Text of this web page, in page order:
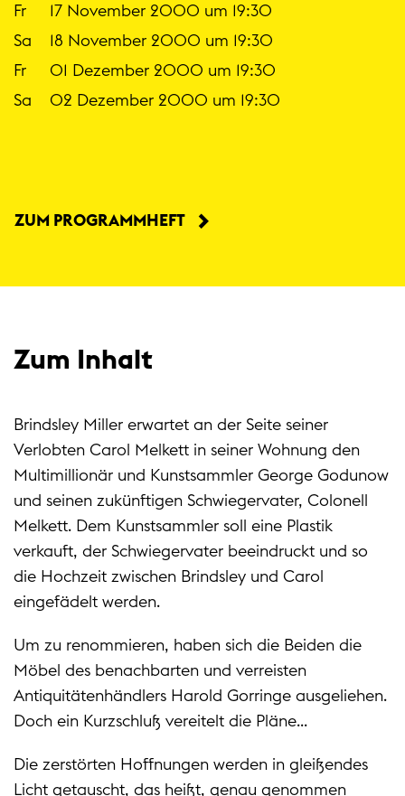
Fr
17 November 2000 um 19:30
Sa
18 November 2000 um 19:30
Fr
01 Dezember 2000 um 19:30
Sa
02 Dezember 2000 um 19:30
ZUM PROGRAMMHEFT
Zum Inhalt
Brindsley Miller erwartet an der Seite seiner
Verlobten Carol Melkett in seiner Wohnung den
Multimillionär und Kunstsammler George Godunow
und seinen zukünftigen Schwiegervater, Colonell
Melkett. Dem Kunstsammler soll eine Plastik
verkauft, der Schwiegervater beeindruckt und so
die Hochzeit zwischen Brindsley und Carol
eingefädelt werden.
Um zu renommieren, haben sich die Beiden die
Möbel des benachbarten und verreisten
Antiquitätenhändlers Harold Gorringe ausgeliehen.
Doch ein Kurzschluß vereitelt die Pläne...
Die zerstörten Hoffnungen werden in gleißendes
Licht getauscht, das heißt, genau genommen